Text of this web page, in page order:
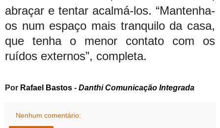
abraçar e tentar acalmá-los. “Mantenha-
os num espaço mais tranquilo da casa,
que tenha o menor contato com os
ruídos externos”, completa.
Por Rafael Bastos - Danthi Comunicação Integrada
Nenhum comentário: